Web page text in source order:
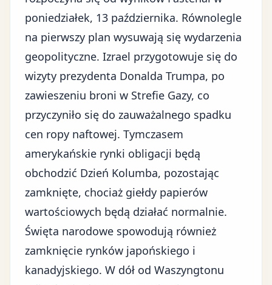
poniedziałek, 13 października. Równolegle
na pierwszy plan wysuwają się wydarzenia
geopolityczne. Izrael przygotowuje się do
wizyty prezydenta Donalda Trumpa, po
zawieszeniu broni w Strefie Gazy, co
przyczyniło się do zauważalnego spadku
cen ropy naftowej. Tymczasem
amerykańskie rynki obligacji będą
obchodzić Dzień Kolumba, pozostając
zamknięte, chociaż giełdy papierów
wartościowych będą działać normalnie.
Święta narodowe spowodują również
zamknięcie rynków japońskiego i
kanadyjskiego. W dół od Waszyngtonu